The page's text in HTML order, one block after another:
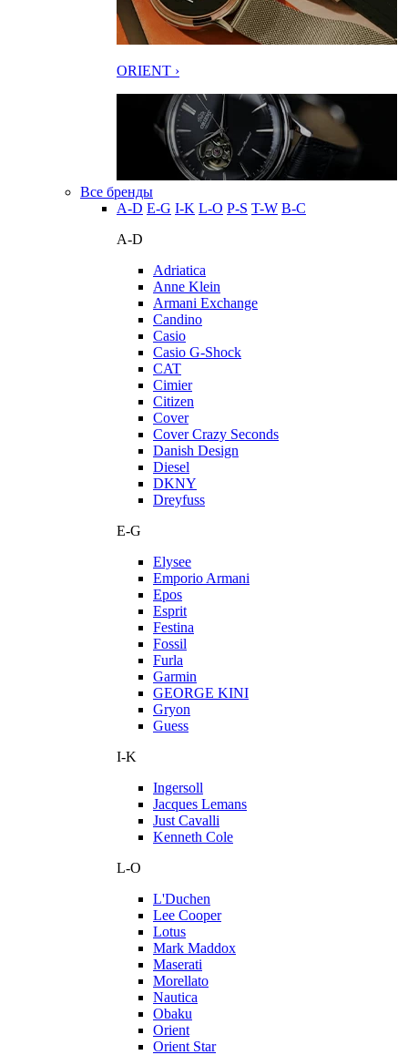
ORIENT ›
Все бренды
A-D E-G I-K L-O P-S T-W В-С
A-D
Adriatica
Anne Klein
Armani Exchange
Candino
Casio
Casio G-Shock
CAT
Cimier
Citizen
Cover
Cover Crazy Seconds
Danish Design
Diesel
DKNY
Dreyfuss
E-G
Elysee
Emporio Armani
Epos
Esprit
Festina
Fossil
Furla
Garmin
GEORGE KINI
Gryon
Guess
I-K
Ingersoll
Jacques Lemans
Just Cavalli
Kenneth Cole
L-O
L'Duchen
Lee Cooper
Lotus
Mark Maddox
Maserati
Morellato
Nautica
Obaku
Orient
Orient Star